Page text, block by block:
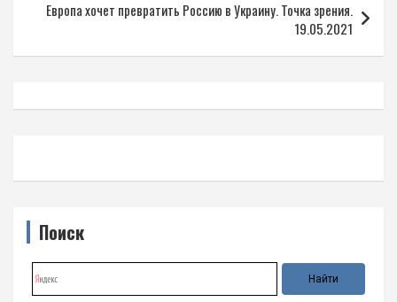
Европа хочет превратить Россию в Украину. Точка зрения.
19.05.2021
Поиск